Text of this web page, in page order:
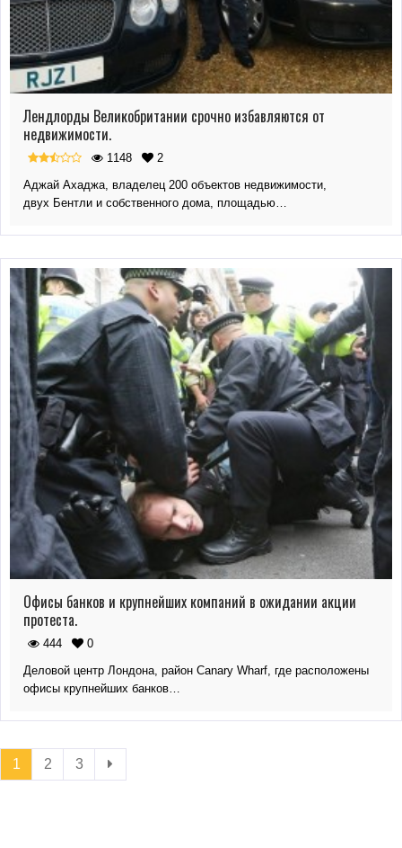
Лендлорды Великобритании срочно избавляются от
недвижимости.
1148
2
Аджай Ахаджа, владелец 200 объектов недвижимости,
двух Бентли и собственного дома, площадью…
Офисы банков и крупнейших компаний в ожидании акции
протеста.
444
0
Деловой центр Лондона, район Canary Wharf, где расположены
офисы крупнейших банков…
1 2 3